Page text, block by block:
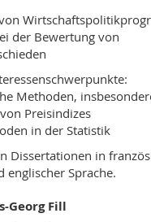
der Bewertung von
Methoden,
Preisindizes
in der Statistik
Dissertationen in
englischer Sprache.
Georg Fill